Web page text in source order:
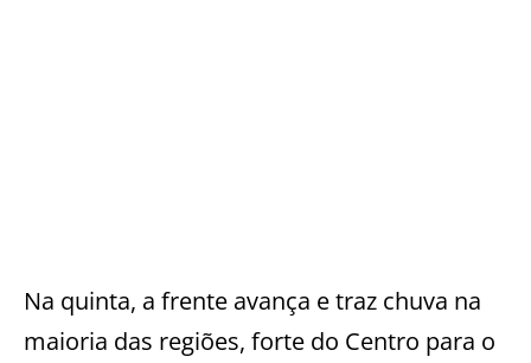
Na quinta, a frente avança e traz chuva na
maioria das regiões, forte do Centro para o